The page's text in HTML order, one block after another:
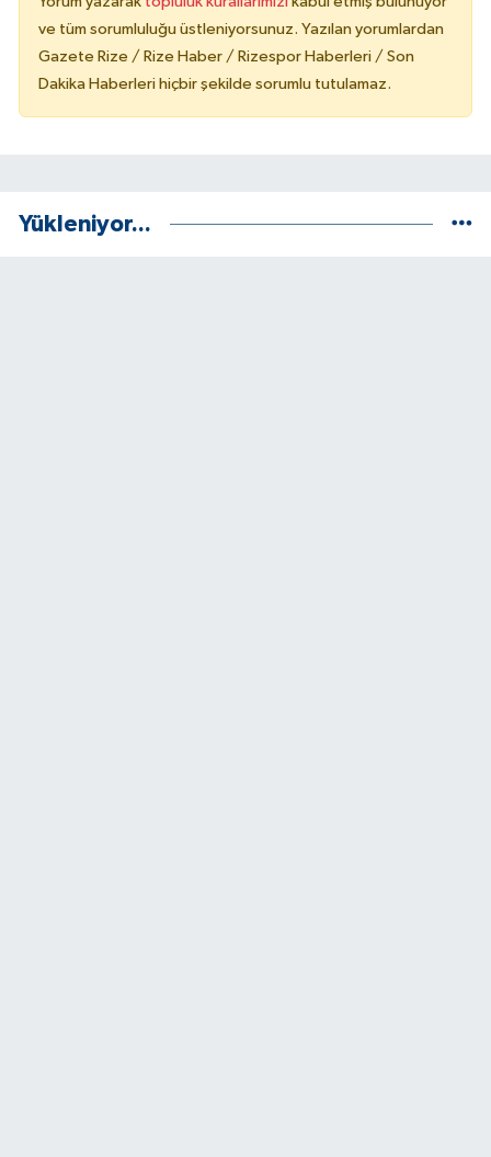
ve tüm sorumluluğu üstleniyorsunuz. Yazılan yorumlardan
Gazete Rize / Rize Haber / Rizespor Haberleri / Son
Dakika Haberleri hiçbir şekilde sorumlu tutulamaz.
Yükleniyor...